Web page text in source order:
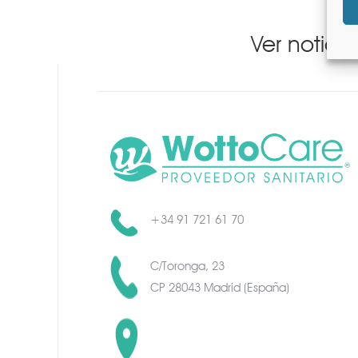
Ver
+34 91 721 61 70
C/Toronga, 23
CP 28043 Madrid (España)